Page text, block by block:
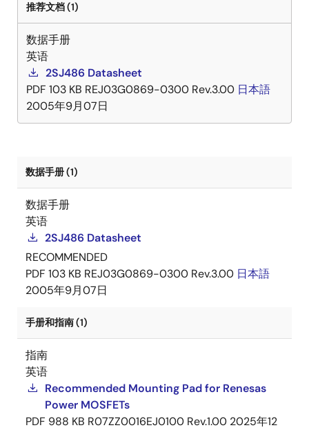
推荐文档 (1)
数据手册
英语
2SJ486 Datasheet
PDF 103 KB REJ03G0869-0300 Rev.3.00 日本語
2005年9月07日
数据手册 (1)
数据手册
英语
2SJ486 Datasheet
RECOMMENDED
PDF 103 KB REJ03G0869-0300 Rev.3.00 日本語
2005年9月07日
手册和指南 (1)
指南
英语
Recommended Mounting Pad for Renesas
Power MOSFETs
PDF 988 KB R07ZZ0016EJ0100 Rev.1.00 2025年12